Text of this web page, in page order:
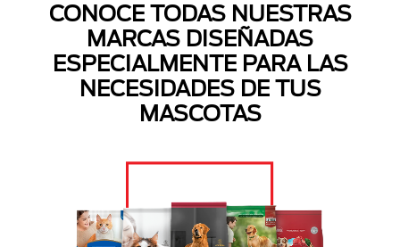
CONOCE TODAS NUESTRAS
MARCAS DISEÑADAS
ESPECIALMENTE PARA LAS
NECESIDADES DE TUS
MASCOTAS